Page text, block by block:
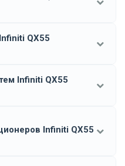
QX55
Infiniti QX55
Infiniti QX55